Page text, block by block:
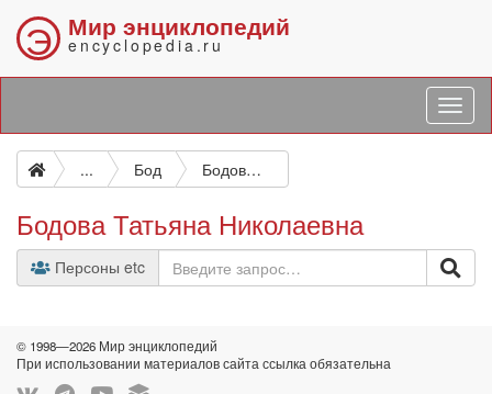
Э Мир энциклопедий
encyclopedia.ru
... Бод Бодова Татьяна Николаевна
Бодова Татьяна Николаевна
Персоны etc
© 1998—2026 Мир энциклопедий
При использовании материалов сайта ссылка обязательна